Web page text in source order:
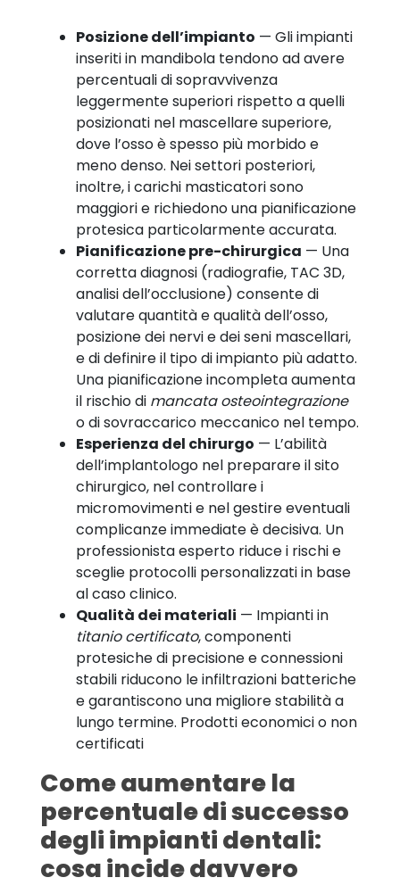
Posizione dell’impianto — Gli impianti
inseriti in mandibola tendono ad avere
percentuali di sopravvivenza
leggermente superiori rispetto a quelli
posizionati nel mascellare superiore,
dove l’osso è spesso più morbido e
meno denso. Nei settori posteriori,
inoltre, i carichi masticatori sono
maggiori e richiedono una pianificazione
protesica particolarmente accurata.
Pianificazione pre-chirurgica — Una
corretta diagnosi (radiografie, TAC 3D,
analisi dell’occlusione) consente di
valutare quantità e qualità dell’osso,
posizione dei nervi e dei seni mascellari,
e di definire il tipo di impianto più adatto.
Una pianificazione incompleta aumenta
il rischio di mancata osteointegrazione
o di sovraccarico meccanico nel tempo.
Esperienza del chirurgo — L’abilità
dell’implantologo nel preparare il sito
chirurgico, nel controllare i
micromovimenti e nel gestire eventuali
complicanze immediate è decisiva. Un
professionista esperto riduce i rischi e
sceglie protocolli personalizzati in base
al caso clinico.
Qualità dei materiali — Impianti in
titanio certificato, componenti
protesiche di precisione e connessioni
stabili riducono le infiltrazioni batteriche
e garantiscono una migliore stabilità a
lungo termine. Prodotti economici o non
certificati
Come aumentare la
percentuale di successo
degli impianti dentali:
cosa incide davvero